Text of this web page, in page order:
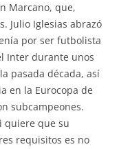
Marcano, que,
Julio Iglesias abrazó
por ser futbolista
Inter durante unos
pasada década, así
en la Eurocopa de
subcampeones.
quiere que su
requisitos es no